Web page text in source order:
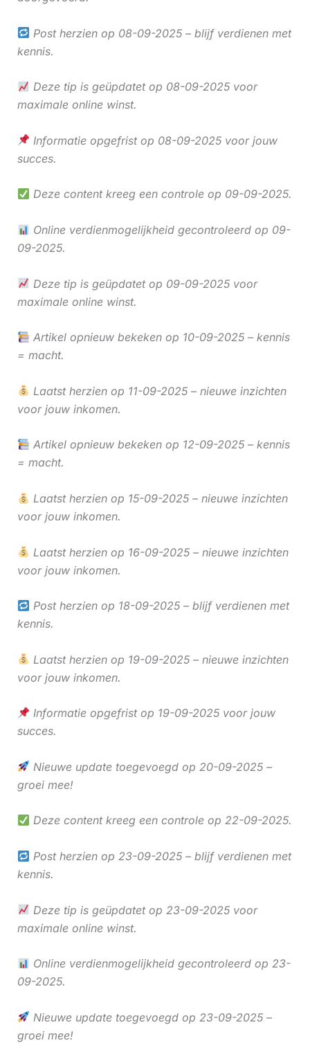
Post herzien op 08-09-2025 – blijf verdienen met
kennis.
Deze tip is geüpdatet op 08-09-2025 voor
maximale online winst.
Informatie opgefrist op 08-09-2025 voor jouw
succes.
Deze content kreeg een controle op 09-09-2025.
Online verdienmogelijkheid gecontroleerd op 09-
09-2025.
Deze tip is geüpdatet op 09-09-2025 voor
maximale online winst.
Artikel opnieuw bekeken op 10-09-2025 – kennis
= macht.
Laatst herzien op 11-09-2025 – nieuwe inzichten
voor jouw inkomen.
Artikel opnieuw bekeken op 12-09-2025 – kennis
= macht.
Laatst herzien op 15-09-2025 – nieuwe inzichten
voor jouw inkomen.
Laatst herzien op 16-09-2025 – nieuwe inzichten
voor jouw inkomen.
Post herzien op 18-09-2025 – blijf verdienen met
kennis.
Laatst herzien op 19-09-2025 – nieuwe inzichten
voor jouw inkomen.
Informatie opgefrist op 19-09-2025 voor jouw
succes.
Nieuwe update toegevoegd op 20-09-2025 –
groei mee!
Deze content kreeg een controle op 22-09-2025.
Post herzien op 23-09-2025 – blijf verdienen met
kennis.
Deze tip is geüpdatet op 23-09-2025 voor
maximale online winst.
Online verdienmogelijkheid gecontroleerd op 23-
09-2025.
Nieuwe update toegevoegd op 23-09-2025 –
groei mee!